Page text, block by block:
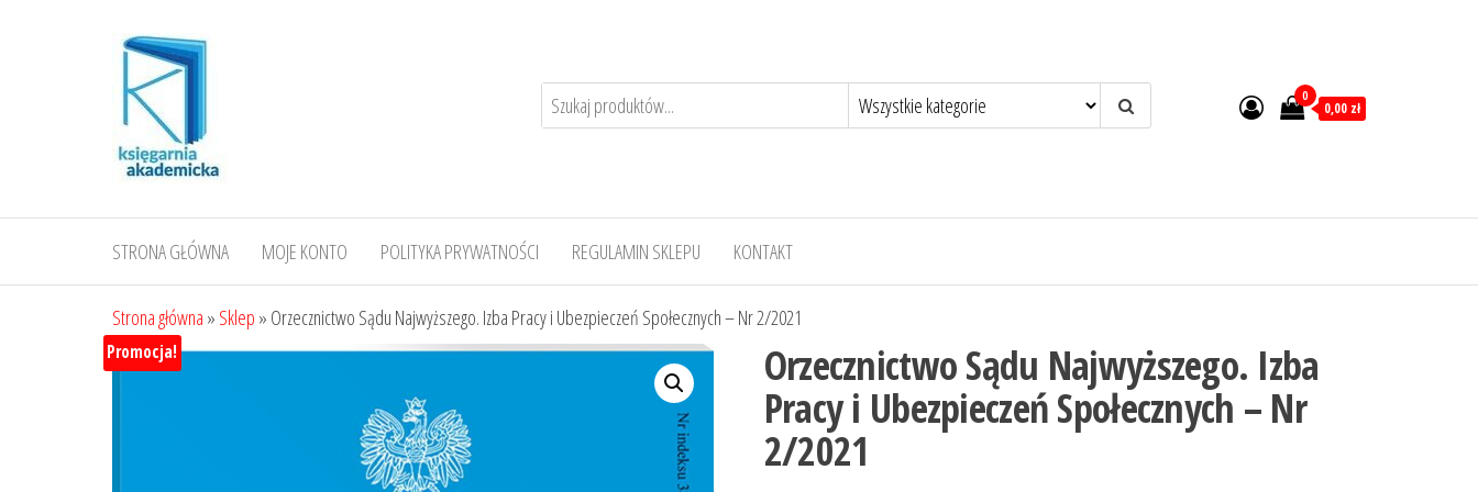
0
0,00 zł
STRONA GŁÓWNA MOJE KONTO POLITYKA PRYWATNOŚCI REGULAMIN SKLEPU KONTAKT
Strona główna » Sklep » Orzecznictwo Sądu Najwyższego. Izba Pracy i Ubezpieczeń Społecznych – Nr 2/2021
Promocja! Orzecznictwo Sądu Najwyższego. Izba
Pracy i Ubezpieczeń Społecznych – Nr
2/2021